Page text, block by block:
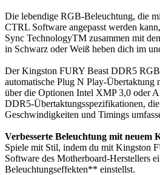
Die lebendige RGB-Beleuchtung, die
CTRL Software angepasst werden
Sync TechnologyTM zusammen mit
in Schwarz oder Weiß heben dich im
Der Kingston FURY Beast DDR5
automatische Plug N Play-
über die Optionen Intel XMP 3,0 oder
DDR5-Übertaktungsspezifikationen,
Geschwindigkeiten und Timings
Verbesserte Beleuchtung mit neuem
Spiele mit Stil, indem du mit Kingston
Software des Motherboard-Herstellers
Beleuchtungseffekten** einstellst.